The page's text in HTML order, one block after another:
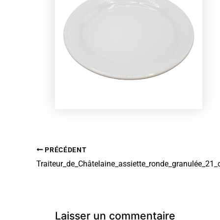
PRÉCÉDENT
Laisser un commentaire